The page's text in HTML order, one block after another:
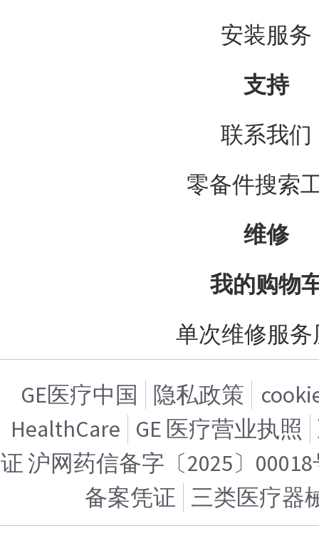
安装服务
支持
联系我们
零备件搜索
维修
我的购物
单次维修服务
GE医疗中国 隐私政策
HealthCare GE 医疗营业执照
证 沪网药信备字〔2025〕
备案凭证 三类医疗器